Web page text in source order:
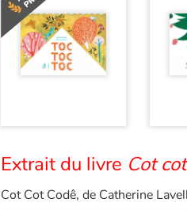
Extrait du livre Cot
Cot Cot Codê, de Catherine